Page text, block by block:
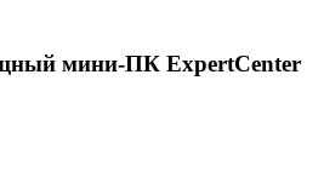
мини-ПК ExpertCenter